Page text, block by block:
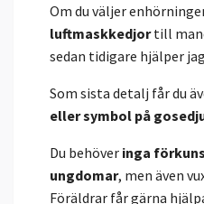
Om du väljer
luftmaskkedjortill
sedan tidigare hjälper
Som sista detalj får du
eller symbol på
Du behöver inga
ungdomar, men även
Föräldrar får gärna